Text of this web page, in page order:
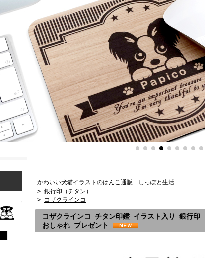
かわいい犬猫イラストのはんこ通販 しっぽと生活
> 銀行印（チタン）
> コザクラインコ
コザクラインコ チタン印鑑 イラスト入り 銀行
おしゃれ プレゼント